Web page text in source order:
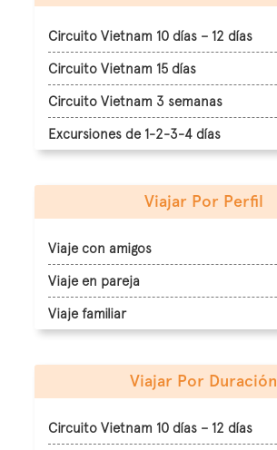
Circuito Vietnam 10 días – 12 días
Circuito Vietnam 15 días
Circuito Vietnam 3 semanas
Excursiones de 1-2-3-4 días
Viajar Por Perfil
Viaje con amigos
Viaje en pareja
Viaje familiar
Viajar Por Duración
Circuito Vietnam 10 días – 12 días